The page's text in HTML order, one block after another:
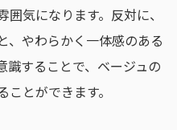
気になります。反対に、
、やわらかく一体感のある
識することで、ベージュの
とができます。